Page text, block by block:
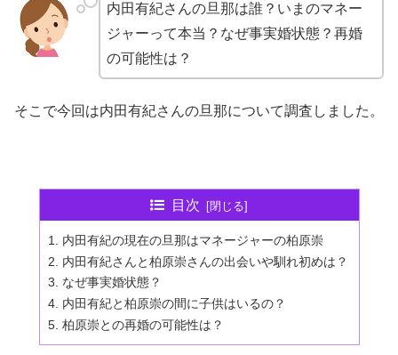
内田有紀さんの旦那は誰？いまのマネー
ジャーって本当？なぜ事実婚状態？再婚
の可能性は？
そこで今回は内田有紀さんの旦那について調査しました。
目次
内田有紀の現在の旦那はマネージャーの柏原崇
内田有紀さんと柏原崇さんの出会いや馴れ初めは？
なぜ事実婚状態？
内田有紀と柏原崇の間に子供はいるの？
柏原崇との再婚の可能性は？